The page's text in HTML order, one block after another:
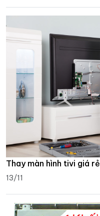
Thay màn hình tivi giá rẻ
13/11